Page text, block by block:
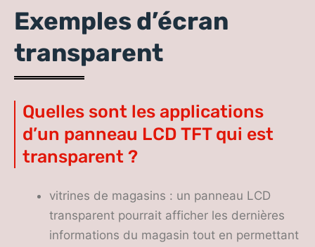
Exemples d’écran
transparent
Quelles sont les applications
d’un panneau LCD TFT qui est
transparent ?
vitrines de magasins : un panneau LCD
transparent pourrait afficher les dernières
informations du magasin tout en permettant